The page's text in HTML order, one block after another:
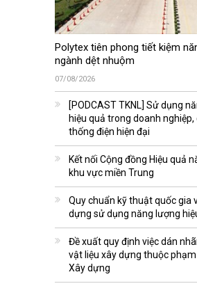
Polytex tiên phong tiết kiệm
ngành dệt nhuộm
07/08/2026
[PODCAST TKNL] Sử dụng
hiệu quả trong doanh
thống điện hiện đại
Kết nối Cộng đồng Hiệu quả
khu vực miền Trung
Quy chuẩn kỹ thuật quốc gia
dựng sử dụng năng lượng
Đề xuất quy định việc dán
vật liệu xây dựng thuộc
Xây dựng